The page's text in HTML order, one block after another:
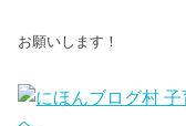
お願いします！